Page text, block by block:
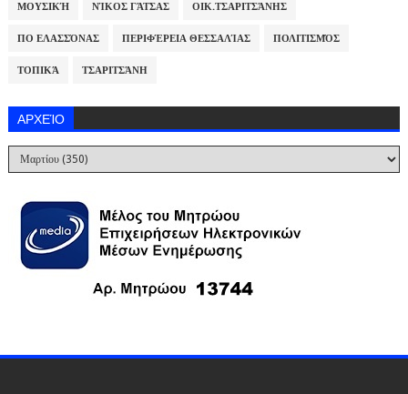
ΜΟΥΣΙΚΉ ΝΊΚΟΣ ΓΆΤΣΑΣ ΟΙΚ.ΤΣΑΡΙΤΣΆΝΗΣ
ΠΟ ΕΛΑΣΣΌΝΑΣ ΠΕΡΙΦΈΡΕΙΑ ΘΕΣΣΑΛΊΑΣ ΠΟΛΙΤΙΣΜΌΣ
ΤΟΠΙΚΆ ΤΣΑΡΙΤΣΆΝΗ
ΑΡΧΕΊΟ